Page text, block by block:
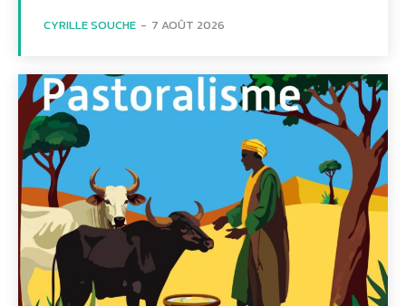
CYRILLE SOUCHE - 7 AOÛT 2026